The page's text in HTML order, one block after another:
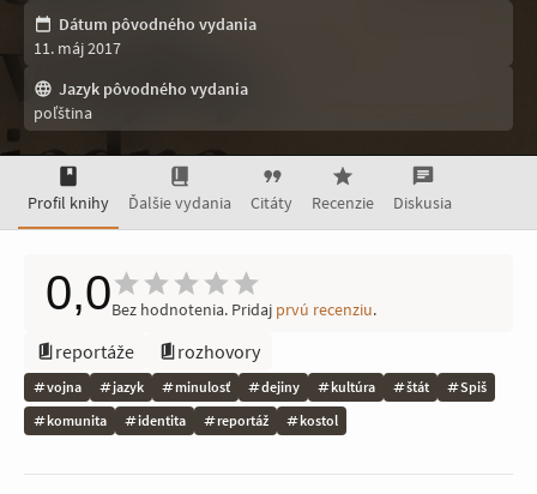
Dátum pôvodného vydania
11. máj 2017
Jazyk pôvodného vydania
poľština
Profil knihy Ďalšie vydania Citáty Recenzie Diskusia
0,0Bez hodnotenia. Pridaj prvú recenziu.
reportáže rozhovory
vojna jazyk minulosť dejiny kultúra štát
Spiš
komunita
identita reportáž kostol